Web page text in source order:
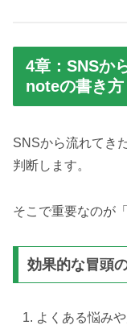
4章：SNSか
noteの書き方
SNSから流れてき
判断します。
そこで重要なのが
効果的な冒頭
よくある悩み